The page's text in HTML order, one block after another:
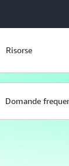
Risorse
Domande